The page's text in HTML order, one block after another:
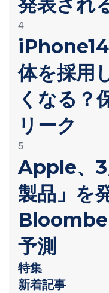
4
体を採用
くなる？
リーク
5
Apple、3
製品」を
予測
特集
新着記事